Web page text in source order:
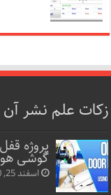
زکات علم نشر
گوشی
اسفند 25, 1400